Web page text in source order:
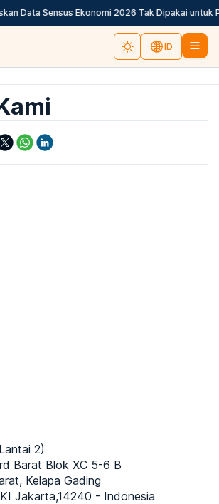
Data Sensus Ekonomi 2026 Tak Dipakai untuk
ID
2)
Barat Blok XC 5-6 B
Kelapa Gading
Jakarta,14240 - Indonesia